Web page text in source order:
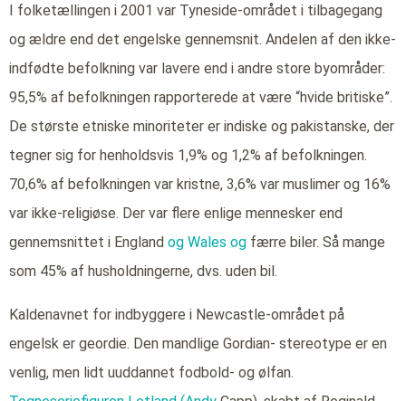
I folketællingen i 2001 var Tyneside-området i tilbagegang
og ældre end det engelske gennemsnit. Andelen af den ikke-
indfødte befolkning var lavere end i andre store byområder:
95,5% af befolkningen rapporterede at være “hvide britiske”.
De største etniske minoriteter er indiske og pakistanske, der
tegner sig for henholdsvis 1,9% og 1,2% af befolkningen.
70,6% af befolkningen var kristne, 3,6% var muslimer og 16%
var ikke-religiøse. Der var flere enlige mennesker end
gennemsnittet i England og Wales og færre biler. Så mange
som 45% af husholdningerne, dvs. uden bil.
Kaldenavnet for indbyggere i Newcastle-området på
engelsk er geordie. Den mandlige Gordian- stereotype er en
venlig, men lidt uuddannet fodbold- og ølfan.